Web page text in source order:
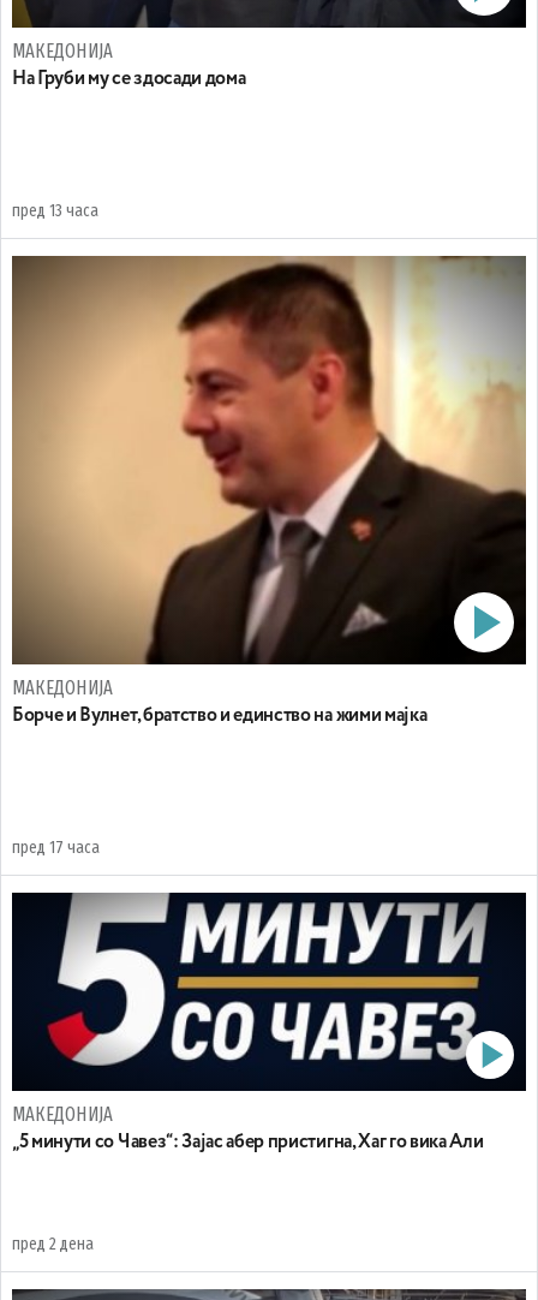
МАКЕДОНИЈА
На Груби му се здосади дома
пред 13 часа
МАКЕДОНИЈА
Борче и Вулнет, братство и единство на жими мајка
пред 17 часа
МАКЕДОНИЈА
„5 минути со Чавез“: Зајас абер пристигна, Хаг го вика Али
пред 2 дена